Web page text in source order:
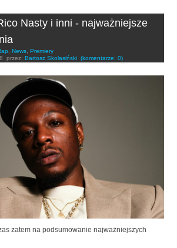
Nasty i inni - najważniejsze
News Premiery
przez: Bartosz Skolasiński (komentarze: 0)
zatem na podsumowanie najważniejszych